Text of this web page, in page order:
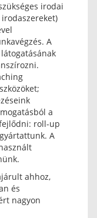
irodai
A
a
roll-up
A
ahhoz,
és
nagyon